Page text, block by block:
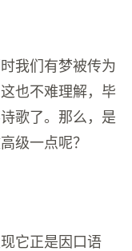
我们有梦被传为
也不难理解，毕
歌了。那么，是
级一点呢？
它正是因口语